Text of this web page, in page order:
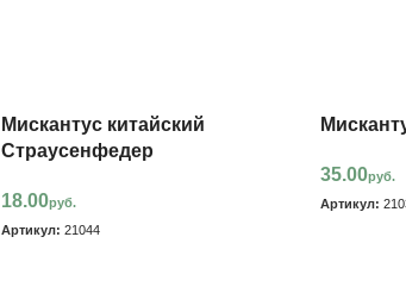
Мискантус китайский
Страусенфедер
18.00руб.
Артикул: 21044
35.00руб.
Артикул: